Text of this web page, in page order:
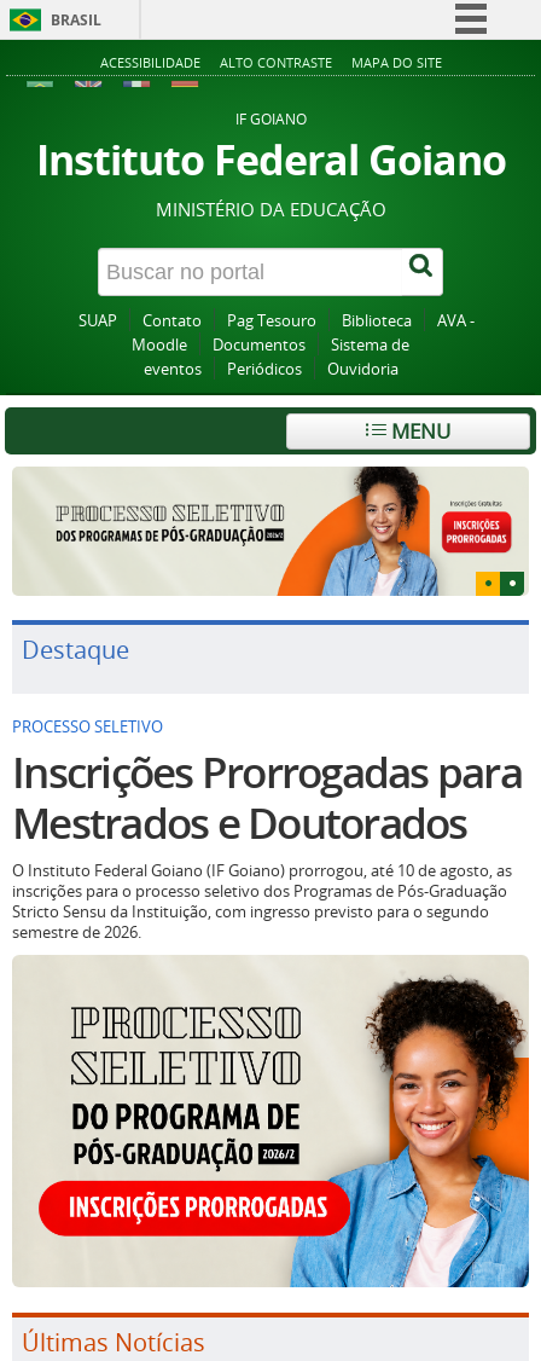
BRASIL
Simplifique!
Acesso à informação
Legislação
Canais
ACESSIBILIDADE ALTO CONTRASTE MAPA DO SITE
IF GOIANO
Instituto Federal Goiano
MINISTÉRIO DA EDUCAÇÃO
SUAP Contato Pag Tesouro Biblioteca
AVA -
Moodle
Documentos
Sistema de
eventos
Periódicos Ouvidoria
MENU
Destaque
PROCESSO SELETIVO
Inscrições Prorrogadas para
Mestrados e Doutorados
O Instituto Federal Goiano (IF Goiano) prorrogou, até 10 de agosto, as
inscrições para o processo seletivo dos Programas de Pós-Graduação
Stricto Sensu da Instituição, com ingresso previsto para o segundo
semestre de 2026.
Últimas Notícias